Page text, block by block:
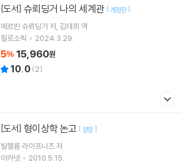
[도서] 슈뢰딩거 나의 세계관 [개정판]
에르빈 슈뢰딩거 저 김태희 역
필로소픽
2024.3.29.
5% 15,960원
10.0 (2)
[도서] 형이상학 논고 [ 양장]
빌헬름 라이프니츠 저
아카넷
2010.5.15.